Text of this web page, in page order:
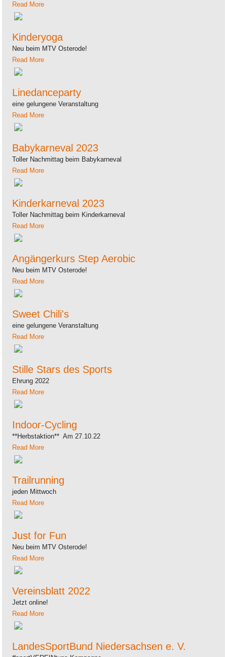
Read More
Kinderyoga
Neu beim MTV Osterode!
Read More
Linedanceparty
eine gelungene Veranstaltung
Read More
Babykarneval 2023
Toller Nachmittag beim Babykarneval
Read More
Kinderkarneval 2023
Toller Nachmittag beim Kinderkarneval
Read More
Angängerkurs Step Aerobic
Neu beim MTV Osterode!
Read More
Sweet Chili's
eine gelungene Veranstaltung
Read More
Stille Stars des Sports
Ehrung 2022
Read More
Indoor-Cycling
**Herbstaktion** Am 27.10.22
Read More
Trailrunning
jeden Mittwoch
Read More
Just for Fun
Neu beim MTV Osterode!
Read More
Vereinsblatt 2022
Jetzt online!
Read More
LandesSportBund Niedersachsen e. V.